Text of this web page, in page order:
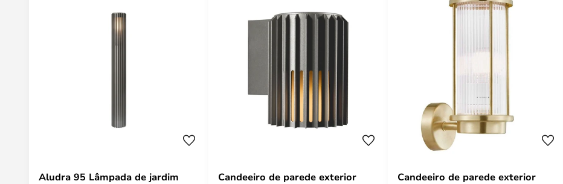
Aludra 95 Lâmpada de jardim
Candeeiro de parede exterior
Candeeiro de parede exterior